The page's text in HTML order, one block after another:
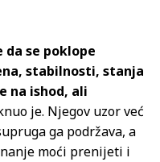
da se poklope
stabilnosti, stanja
na ishod, ali
je. Njegov uzor već
ga podržava, a
moći prenijeti i